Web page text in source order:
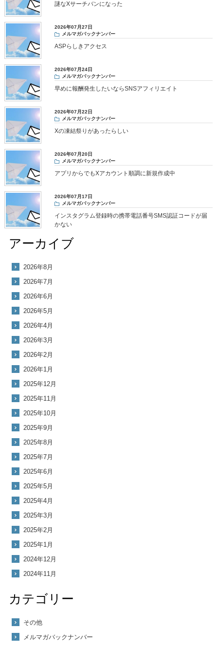
謎なXサーチバンになった
2026年07月27日
メルマガバックナンバー
ASPらしきアクセス
2026年07月24日
メルマガバックナンバー
早めに報酬発生したいならSNSアフィリエイト
2026年07月22日
メルマガバックナンバー
Xの凍結祭りがあったらしい
2026年07月20日
メルマガバックナンバー
アプリからでもXアカウント順調に新規作成中
2026年07月17日
メルマガバックナンバー
インスタグラム登録時の携帯電話番号SMS認証コードが届
かない
アーカイブ
2026年8月
2026年7月
2026年6月
2026年5月
2026年4月
2026年3月
2026年2月
2026年1月
2025年12月
2025年11月
2025年10月
2025年9月
2025年8月
2025年7月
2025年6月
2025年5月
2025年4月
2025年3月
2025年2月
2025年1月
2024年12月
2024年11月
カテゴリー
その他
メルマガバックナンバー